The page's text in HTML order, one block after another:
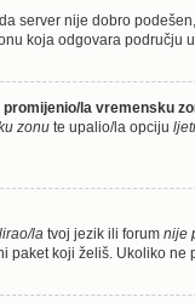
server nije dobro
koja odgovara području
la vremensku
zonu te upalio/la opciju
la tvoj jezik ili forum nije
paket koji želiš. Ukoliko